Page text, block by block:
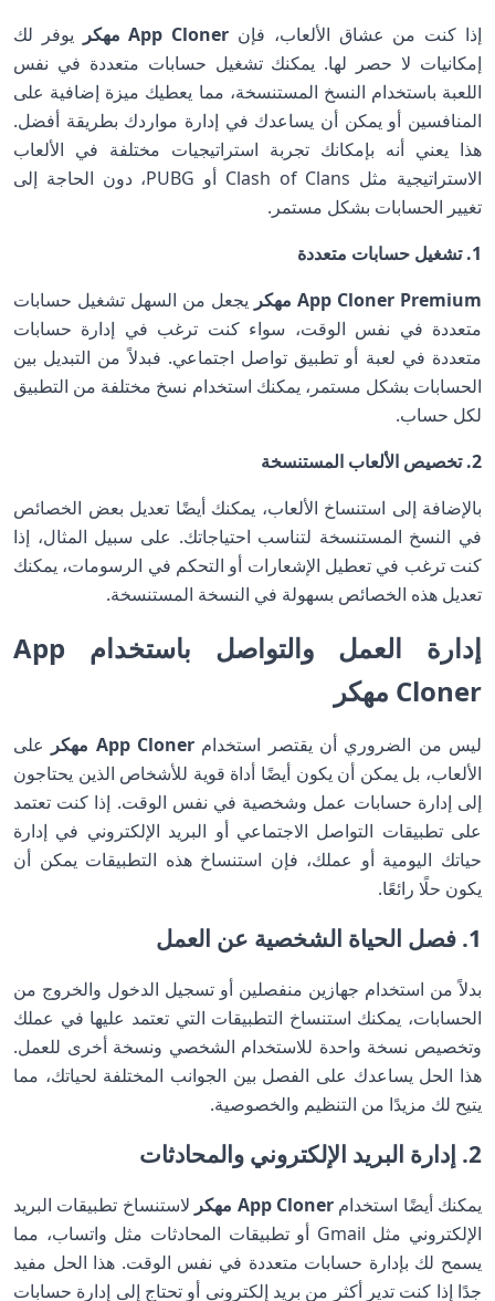
إذا كنت من عشاق الألعاب، فإن App Cloner مهكر
يوفر لك
إمكانيات لا حصر لها. يمكنك تشغيل حسابات متعددة في نفس
اللعبة باستخدام النسخ المستنسخة، مما يعطيك ميزة إضافية على
المنافسين أو يمكن أن يساعدك في إدارة مواردك بطريقة أفضل.
هذا يعني أنه بإمكانك تجربة استراتيجيات مختلفة في الألعاب
الاستراتيجية مثل Clash of Clans أو PUBG، دون الحاجة إلى
تغيير الحسابات بشكل مستمر.
1. تشغيل حسابات متعددة
App Cloner Premium مهكر
يجعل من السهل تشغيل حسابات
متعددة في نفس الوقت، سواء كنت ترغب في إدارة حسابات
متعددة في لعبة أو تطبيق تواصل اجتماعي. فبدلاً من التبديل بين
الحسابات بشكل مستمر، يمكنك استخدام نسخ مختلفة من التطبيق
لكل حساب.
2. تخصيص الألعاب المستنسخة
بالإضافة إلى استنساخ الألعاب، يمكنك أيضًا تعديل بعض الخصائص
في النسخ المستنسخة لتناسب احتياجاتك. على سبيل المثال، إذا
كنت ترغب في تعطيل الإشعارات أو التحكم في الرسومات، يمكنك
تعديل هذه الخصائص بسهولة في النسخة المستنسخة.
إدارة العمل والتواصل باستخدام App
Cloner مهكر
ليس من الضروري أن يقتصر استخدام App Cloner مهكر
على
الألعاب، بل يمكن أن يكون أيضًا أداة قوية للأشخاص الذين يحتاجون
إلى إدارة حسابات عمل وشخصية في نفس الوقت. إذا كنت تعتمد
على تطبيقات التواصل الاجتماعي أو البريد الإلكتروني في إدارة
حياتك اليومية أو عملك، فإن استنساخ هذه التطبيقات يمكن أن
يكون حلًا رائعًا.
1. فصل الحياة الشخصية عن العمل
بدلاً من استخدام جهازين منفصلين أو تسجيل الدخول والخروج من
الحسابات، يمكنك استنساخ التطبيقات التي تعتمد عليها في عملك
وتخصيص نسخة واحدة للاستخدام الشخصي ونسخة أخرى للعمل.
هذا الحل يساعدك على الفصل بين الجوانب المختلفة لحياتك، مما
يتيح لك مزيدًا من التنظيم والخصوصية.
2. إدارة البريد الإلكتروني والمحادثات
يمكنك أيضًا استخدامApp Cloner مهكر
لاستنساخ تطبيقات البريد
الإلكتروني مثل Gmail أو تطبيقات المحادثات مثل واتساب، مما
يسمح لك بإدارة حسابات متعددة في نفس الوقت. هذا الحل مفيد
جدًا إذا كنت تدير أكثر من بريد إلكتروني أو تحتاج إلى إدارة حسابات